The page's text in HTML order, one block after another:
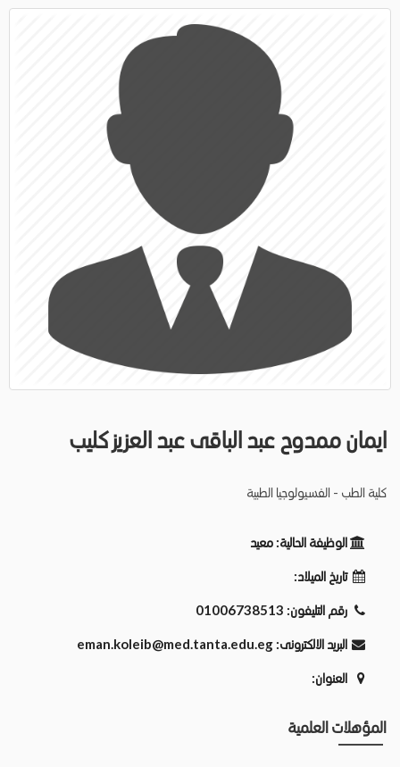
ايمان ممدوح عبد الباقى عبد العزيز كليب
كلية الطب - الفسيولوجيا الطبية
الوظيفة الحالية: معيد
تاريخ الميلاد:
رقم التليفون: 01006738513
البريد الالكترونى: eman.koleib@med.tanta.edu.eg
العنوان:
المؤهلات العلمية